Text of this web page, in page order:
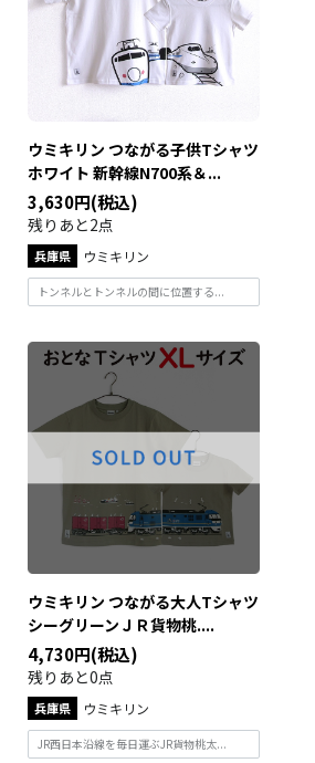
ウミキリン つながる子供Tシャツ
ホワイト 新幹線N700系＆...
3,630円(税込)
残りあと2点
兵庫県 ウミキリン
トンネルとトンネルの間に位置する...
ウミキリン つながる大人Tシャツ
シーグリーンＪＲ貨物桃....
4,730円(税込)
残りあと0点
兵庫県 ウミキリン
JR西日本沿線を毎日運ぶJR貨物桃太...